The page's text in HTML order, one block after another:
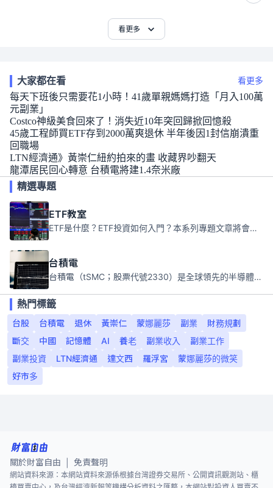
看更多
大家都在看 看更多
每天下班後只需要花1小時！41歲單親媽媽打造「月入100萬
元副業」
Costco神級美食回來了！消失近10年突回歸掀回憶殺
45歲工程師買ETF存到2000萬爽退休 半年後因1封信崩潰重
回職場
LTN經濟通》黃崇仁紐約拍來的畫 收藏界吵翻天
龍潭居民回心轉意 台積電將建1.4奈米廠
精選專題
ETF教室
ETF是什麼？ETF投資如何入門？本系列專題文章將會告訴你新手必須知道的ETF基礎知識。
台積電
台積電（tSMC；股票代號2330）是全球領先的半導體代工公司，成立於1987年，總部位於台灣新竹。且已於美國、日本、德國及中國設廠，台積電是全球首家專業積體電路製造服務公司，也是全球最先進和最大規模的半導體代工廠。
熱門標籤
台股
台積電 退休 黃崇仁 蒙娜麗莎 副業
財務規劃
斷交
中國 記憶體 AI 養老 副業收入
副業工作
副業投資
LTN經濟通 達文西 羅浮宮
蒙娜麗莎的微笑
好市多
關於財富自由 免責聲明
網站資料來源：本網站資料來源係根據台灣證券交易所、公開資訊觀測站、櫃